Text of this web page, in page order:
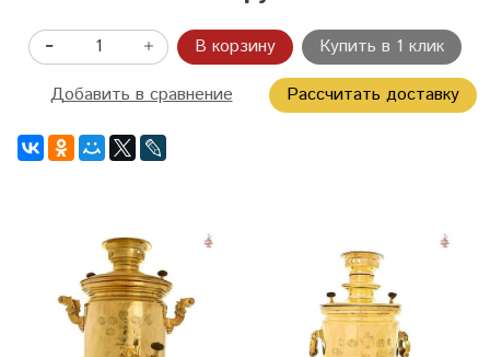
В корзину
Купить в 1 клик
Добавить в сравнение
Рассчитать доставку